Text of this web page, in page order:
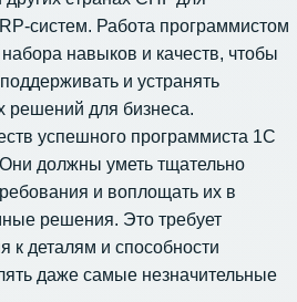
систем. Работа программистом
навыков и качеств, чтобы
и устранять
решений для бизнеса.
успешного программиста 1С
должны уметь тщательно
и воплощать их в
решения. Это требует
к деталям и способности
даже самые незначительные